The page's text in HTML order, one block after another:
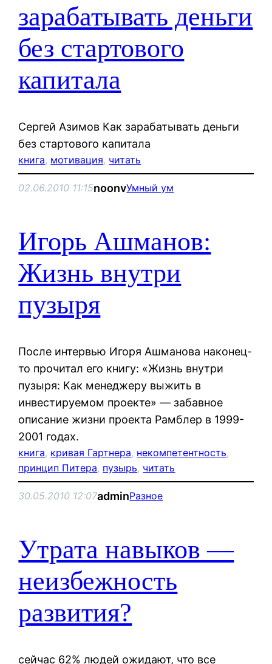
зарабатывать деньги
без стартового
капитала
Сергей Азимов Как зарабатывать деньги
без стартового капитала
книга, мотивация, читать
02.06.2010 11:15noonvУмный ум
Игорь Ашманов:
Жизнь внутри
пузыря
После интервью Игоря Ашманова наконец-
то прочитал его книгу: «Жизнь внутри
пузыря: Как менеджеру выжить в
инвестируемом проекте» — забавное
описание жизни проекта Рамблер в 1999-
2001 годах.
книга, кривая Гартнера, некомпетентность
принцип Питера, пузырь, читать
30.05.2010 12:07adminРазное
Утрата навыков —
неизбежность
развития?
сейчас 62% людей ожидают, что все